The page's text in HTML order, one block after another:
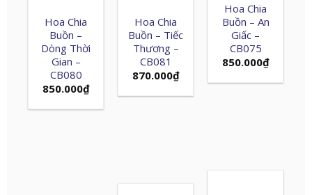
Hoa Chia
Buồn – An
Giấc –
CB075
850.000₫
Hoa Chia
Buồn –
Dòng Thời
Gian –
CB080
850.000₫
Hoa Chia
Buồn – Tiếc
Thương –
CB081
870.000₫